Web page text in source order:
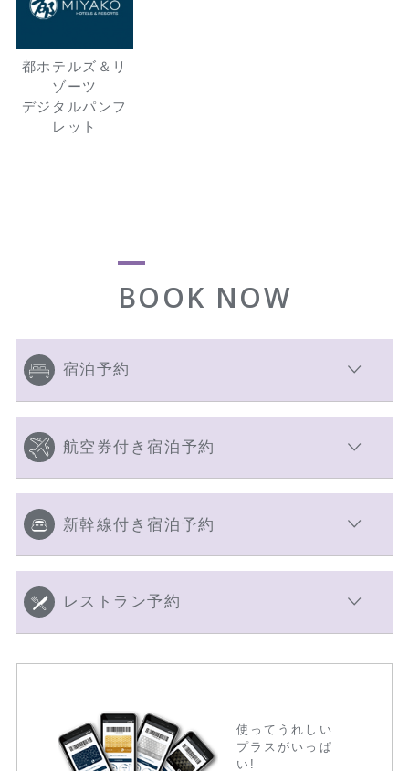
都ホテルズ＆リ
ゾーツ
デジタルパンフ
レット
BOOK NOW
宿泊予約
航空券付き宿泊予約
新幹線付き宿泊予約
レストラン予約
使ってうれしい
プラスがいっぱ
い!